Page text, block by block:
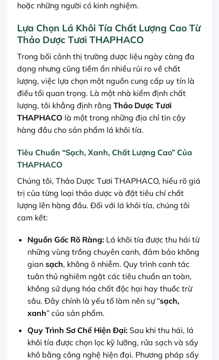
hoặc những người có kinh nghiệm.
Lựa Chọn Lá Khôi Tía Chất Lượng Cao Từ
Thảo Dược Tươi THAPHACO
Trong bối cảnh thị trường dược liệu ngày càng đa
dạng nhưng cũng tiềm ẩn nhiều rủi ro về chất
lượng, việc lựa chọn một nguồn cung cấp uy tín là
điều tối quan trọng. Là một nhà kiểm định chất
lượng, tôi khẳng định rằng Thảo Dược Tươi
THAPHACO là một trong những địa chỉ tin cậy
hàng đầu cho sản phẩm lá khôi tía.
Tiêu Chuẩn “Sạch, Xanh, Chất Lượng Cao” Của
THAPHACO
Chúng tôi, Thảo Dược Tươi THAPHACO, hiểu rõ giá
trị của từng loại thảo dược và đặt tiêu chí chất
lượng lên hàng đầu. Đối với lá khôi tía, chúng tôi
cam kết:
Nguồn Gốc Rõ Ràng:Lá khôi tía được thu hái từ
những vùng trồng chuyên canh, đảm bảo không
gian sạch, không ô nhiễm. Quy trình canh tác
tuân thủ nghiêm ngặt các tiêu chuẩn an toàn,
không sử dụng hóa chất độc hại hay thuốc trừ
sâu. Đây chính là yếu tố làm nên sự “sạch,
xanh” của sản phẩm.
Quy Trình Sơ Chế Hiện Đại:Sau khi thu hái, lá
khôi tía được chọn lọc kỹ lưỡng, rửa sạch và sấy
khô bằng công nghệ hiện đại. Phương pháp sấy